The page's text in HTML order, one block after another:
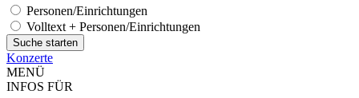
Personen/Einrichtungen
Volltext + Personen/Einrichtungen
Konzerte
MENÜ
INFOS FÜR